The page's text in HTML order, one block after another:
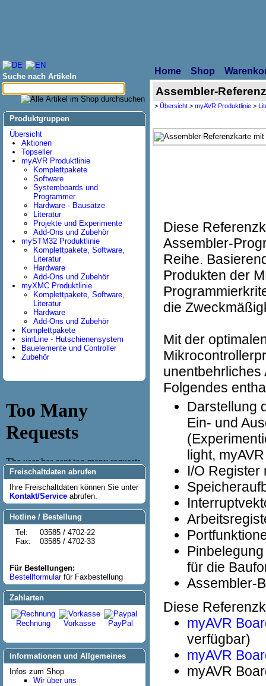
Suche nach Artikeln
Produktgruppen
Übersicht
Aktionen
Topseller
myAVR Produktlinie
Komplettpakete
Software
Systemboards und
Programmer
Hardware - Bausätze
Literatur
Projekte und Experimente
Add-Ons und Zubehör
mySTM32 Produktlinie
Komplettpakete, Software,
Literatur
Hardware
Add-Ons und Zubehör
myXMC Produktlinie
Komplettpakete, Software,
Literatur
Hardware
Add-Ons und Zubehör
Komplettpakete
simLine - Hutschienensystem
Bauelemente und Controller
Zubehör
Freischaltdaten abrufen
Ihre Freischaltdaten können Sie unter
Kontakt/Service abrufen.
Hotline / Bestellung
Tel:
Fax:
03585 / 4702-22
03585 / 4702-33
Für Bestellungen:
Bestellformularfür Faxbestellung
Zahlarten
Rechnung Vorkasse PayPal
Informationen und Allgemeines
Infos zum Shop
Wir über uns
Home Shop
Assembler-
> Übersicht > myAVR Produktlinie >
Diese
Assembler-
Reihe.
Produkten der
die
Mit der
unentbehrliches
Folgendes
Darstellung
Ein- und
light,
I/O Register
für die
Assembler-
Diese
myAVR
verfügbar)
myAVR
myAVR